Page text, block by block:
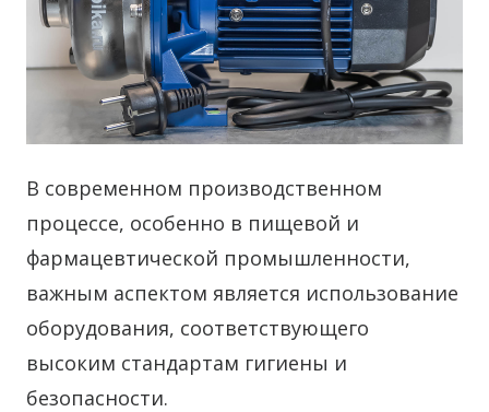
В современном производственном
процессе, особенно в пищевой и
фармацевтической промышленности,
важным аспектом является использование
оборудования, соответствующего
высоким стандартам гигиены и
безопасности.